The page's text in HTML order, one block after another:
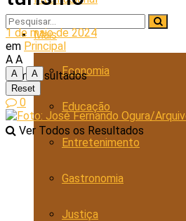
Mais
Economia
Educação
Entretenimento
Gastronomia
Justiça
Sem Resultados
Ver Todos os Resultados
1 de maio de 2024
em Principal
A A
A
A
Reset
0